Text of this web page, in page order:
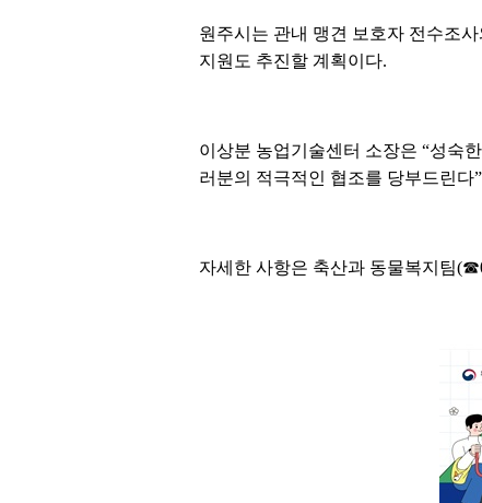
원주시는 관내 맹견 보호자 전수조
지원도 추진할 계획이다.
이상분 농업기술센터 소장은 “성숙
러분의 적극적인 협조를 당부드린다
자세한 사항은 축산과 동물복지팀